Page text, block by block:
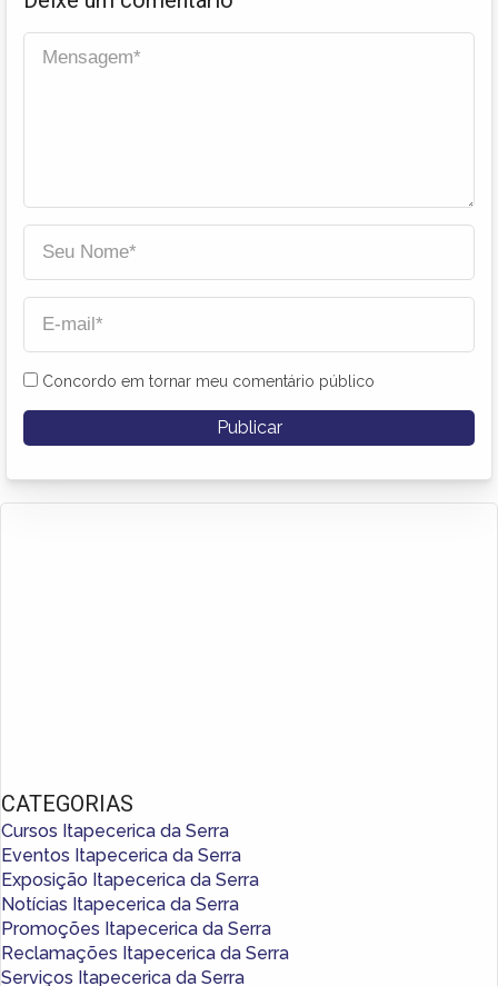
Concordo em tornar meu comentário público
CATEGORIAS
Cursos Itapecerica da Serra
Eventos Itapecerica da Serra
Exposição Itapecerica da Serra
Notícias Itapecerica da Serra
Promoções Itapecerica da Serra
Reclamações Itapecerica da Serra
Serviços Itapecerica da Serra